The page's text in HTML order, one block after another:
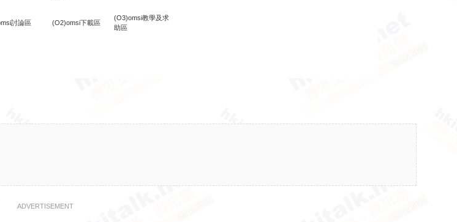
討論區 (O2)omsi下載區
(O3)omsi教學及求
助區
ADVERTISEMENT